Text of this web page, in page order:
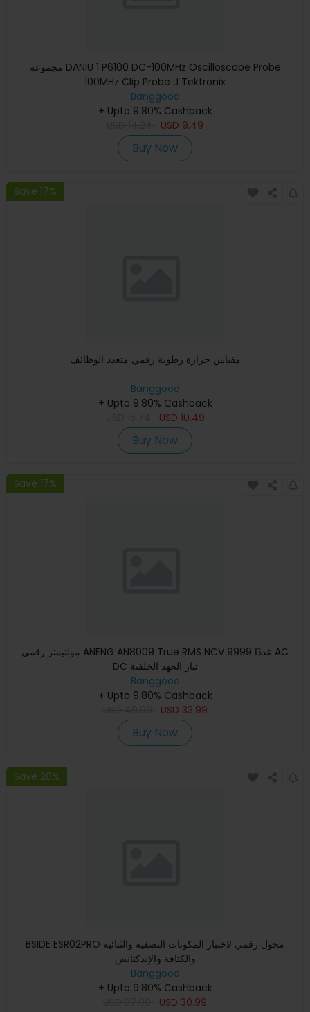
مجموعة DANIU 1 P6100 DC-100MHz Oscilloscope Probe
100MHz Clip Probe لـ Tektronix
Banggood
+ Upto 9.80% Cashback
USD 9.49
Buy Now
Save 17%
مقياس حرارة رطوبة رقمي متعدد الوظائف
Banggood
+ Upto 9.80% Cashback
USD 10.49
Buy Now
Save 17%
مولتيمتر رقمي ANENG AN8009 True RMS NCV 9999 عددًا AC
DC تيار الجهد الخلفية
Banggood
+ Upto 9.80% Cashback
USD 33.99
Buy Now
Save 20%
BSIDE ESR02PRO محول رقمي لاختبار المكونات النصفية والثنائية
والكثافة والإندكتانس
Banggood
+ Upto 9.80% Cashback
USD 30.99